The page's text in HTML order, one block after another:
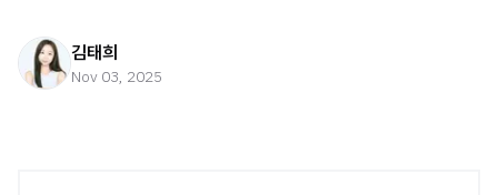
김태희
Nov 03, 2025